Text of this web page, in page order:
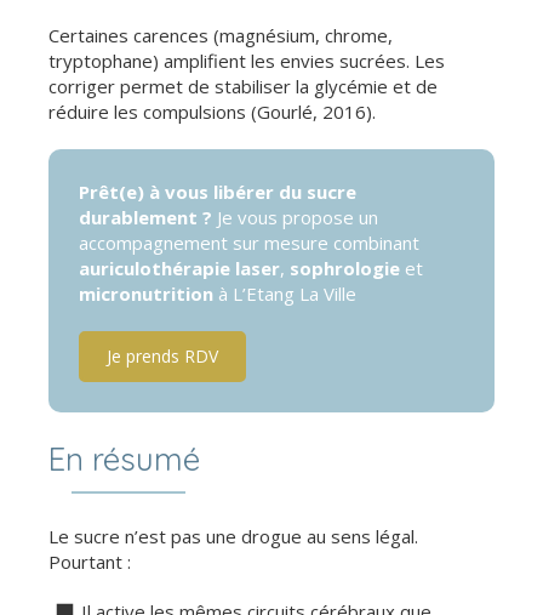
Certaines carences (magnésium, chrome,
tryptophane) amplifient les envies sucrées. Les
corriger permet de stabiliser la glycémie et de
réduire les compulsions (Gourlé, 2016).
Prêt(e) à vous libérer du sucre
durablement ? Je vous propose un
accompagnement sur mesure combinant
auriculothérapie laser, sophrologie et
micronutrition à L’Etang La Ville
Je prends RDV
En résumé
Le sucre n’est pas une drogue au sens légal.
Pourtant :